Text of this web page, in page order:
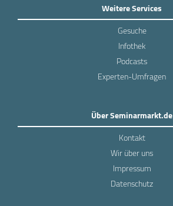
Weitere Services
Gesuche
Infothek
Podcasts
Experten-Umfragen
Über Seminarmarkt.de
Kontakt
Wir über uns
Impressum
Datenschutz